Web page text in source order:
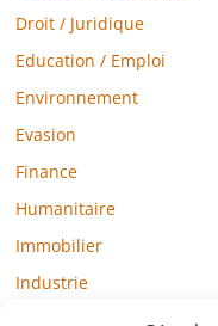
Droit / Juridique
Education / Emploi
Environnement
Evasion
Finance
Humanitaire
Immobilier
Industrie